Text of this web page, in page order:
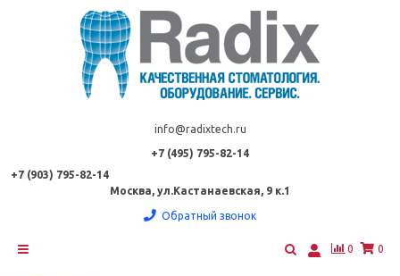
info@radixtech.ru
+7 (495) 795-82-14
+7 (903) 795-82-14
Москва, ул.Кастанаевская, 9 к.1
Обратный звонок
0 0